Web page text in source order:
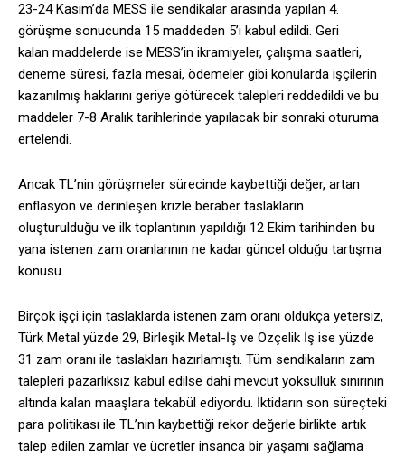
23-24 Kasım’da MESS ile sendikalar arasında yapılan 4.
görüşme sonucunda 15 maddeden 5’i kabul edildi. Geri
kalan maddelerde ise MESS’in ikramiyeler, çalışma saatleri,
deneme süresi, fazla mesai, ödemeler gibi konularda işçilerin
kazanılmış haklarını geriye götürecek talepleri reddedildi ve bu
maddeler 7-8 Aralık tarihlerinde yapılacak bir sonraki oturuma
ertelendi.
Ancak TL’nin görüşmeler sürecinde kaybettiği değer, artan
enflasyon ve derinleşen krizle beraber taslakların
oluşturulduğu ve ilk toplantının yapıldığı 12 Ekim tarihinden bu
yana istenen zam oranlarının ne kadar güncel olduğu tartışma
konusu.
Birçok işçi için taslaklarda istenen zam oranı oldukça yetersiz,
Türk Metal yüzde 29, Birleşik Metal-İş ve Özçelik İş ise yüzde
31 zam oranı ile taslakları hazırlamıştı. Tüm sendikaların zam
talepleri pazarlıksız kabul edilse dahi mevcut yoksulluk sınırının
altında kalan maaşlara tekabül ediyordu. İktidarın son süreçteki
para politikası ile TL’nin kaybettiği rekor değerle birlikte artık
talep edilen zamlar ve ücretler insanca bir yaşamı sağlama